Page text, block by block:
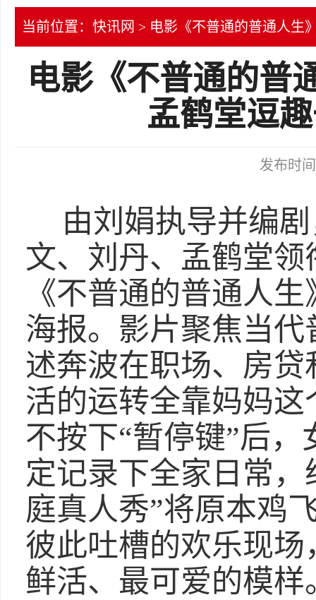
当前位置： 快讯网 > 电影《不普通的普通人生
电影《不普通的普
孟鹤堂逗
发布时
由刘娟执导并编
文、刘丹、孟鹤堂
《不普通的普通人
海报。影片聚焦当
述奔波在职场、房
活的运转全靠妈妈这
不按下“暂停键”后
定记录下全家日常，
庭真人秀”将原本鸡
彼此吐槽的欢乐现
鲜活、最可爱的模样